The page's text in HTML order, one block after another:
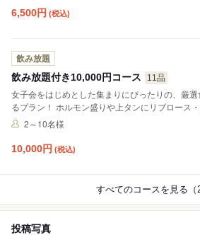
6,500円 (税込)
飲み放題
飲み放題付き10,000円コース
11品
女子会をはじめとした集まりにぴったりの、厳
るプラン！ ホルモン盛りや上タンにリブロース・カイノミ・ハラミなど、希
少部位も取り入れた豪華な内容となっております。 生ビールはもちろん、
ポイント◎
2～10名様
10,000円 (税込)
すべてのコースを見る（2
投稿写真